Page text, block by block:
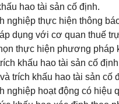
hao tài sản cố định.
nghiệp thực hiện thông
dụng với cơ quan thuế
thực hiện phương pháp
khấu hao tài sản cố
trích khấu hao tài sản
nghiệp hoạt động có hiệu